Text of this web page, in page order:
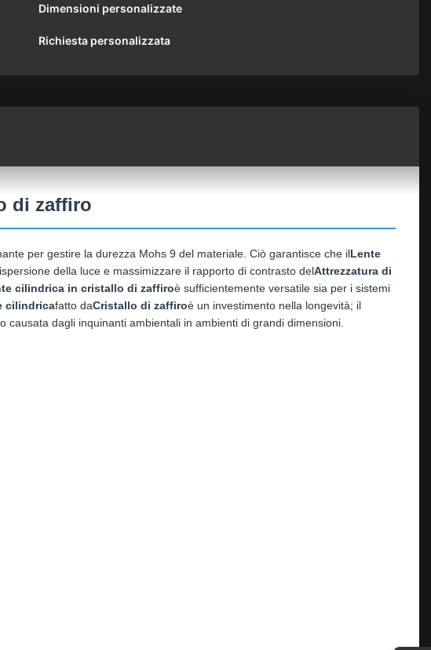
Dimensioni personalizzate
Richiesta personalizzata
di zaffiro
per gestire la durezza Mohs 9 del materiale. Ciò garantisce che ilLente
della luce e massimizzare il rapporto di contrasto delAttrezzatura di
cilindrica in cristallo di zaffiroè sufficientemente versatile sia per i sistemi
cilindricafatto daCristallo di zaffiroè un investimento nella longevità; il
dagli inquinanti ambientali in ambienti di grandi dimensioni.